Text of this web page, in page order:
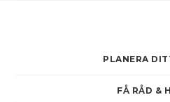
PLANERA
FÅ RÅD &